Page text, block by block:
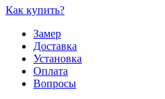
Как купить?
Замер
Доставка
Установка
Оплата
Вопросы